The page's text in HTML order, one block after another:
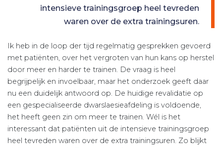
intensieve trainingsgroep heel tevreden
waren over de extra trainingsuren.
Ik heb in de loop der tijd regelmatig gesprekken gevoerd
met patiënten, over het vergroten van hun kans op herstel
door meer en harder te trainen. De vraag is heel
begrijpelijk en invoelbaar, maar het onderzoek geeft daar
nu een duidelijk antwoord op. De huidige revalidatie op
een gespecialiseerde dwarslaesieafdeling is voldoende,
het heeft geen zin om meer te trainen. Wél is het
interessant dat patiënten uit de intensieve trainingsgroep
heel tevreden waren over de extra trainingsuren. Zo blijkt